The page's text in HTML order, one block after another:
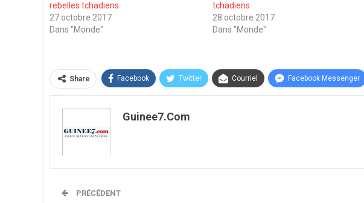
rebelles tchadiens
27 octobre 2017
Dans "Monde"
tchadiens
28 octobre 2017
Dans "Monde"
Share Facebook Twitter Courriel Facebook Messenger
Guinee7.com
PRÉCÉDENT